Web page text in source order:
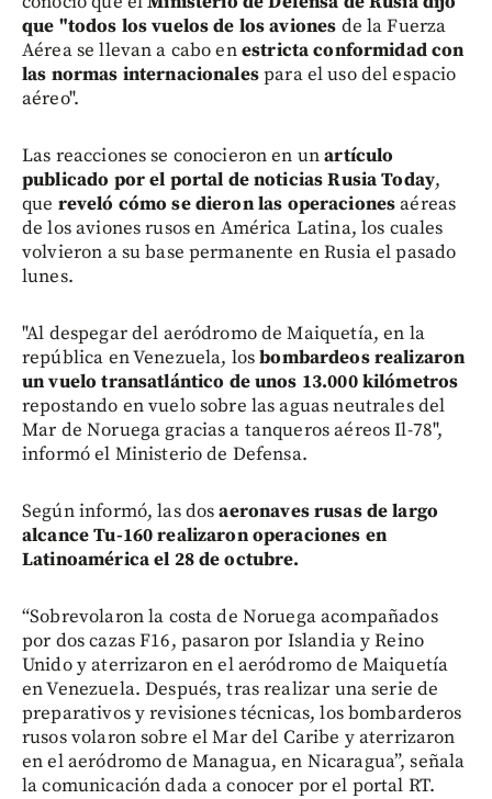
que "todos los vuelos de los aviones de la Fuerza
Aérea se llevan a cabo enestricta conformidad con
las normas internacionalespara el uso del espacio
aéreo".
Las reacciones se conocieron en unartículo
publicado por el portal de noticias Rusia Today,
que reveló cómo se dieron las operacionesaéreas
de los aviones rusos en América Latina, los cuales
volvieron a su base permanente en Rusia el pasado
lunes.
"Al despegar del aeródromo de Maiquetía, en la
república en Venezuela, losbombardeos realizaron
un vuelo transatlántico de unos 13.000 kilómetros
repostando en vuelo sobre las aguas neutrales del
Mar de Noruega gracias a tanqueros aéreos Il-78",
informó el Ministerio de Defensa.
Según informó, las dosaeronaves rusas de largo
alcance Tu-160 realizaron operaciones en
Latinoamérica el 28 de octubre.
“Sobrevolaron la costa de Noruega acompañados
por dos cazas F16, pasaron por Islandia y Reino
Unido y aterrizaron en el aeródromo de Maiquetía
en Venezuela. Después, tras realizar una serie de
preparativos y revisiones técnicas, los bombarderos
rusos volaron sobre el Mar del Caribe y aterrizaron
en el aeródromo de Managua, en Nicaragua”, señala
la comunicación dada a conocer por el portal RT.